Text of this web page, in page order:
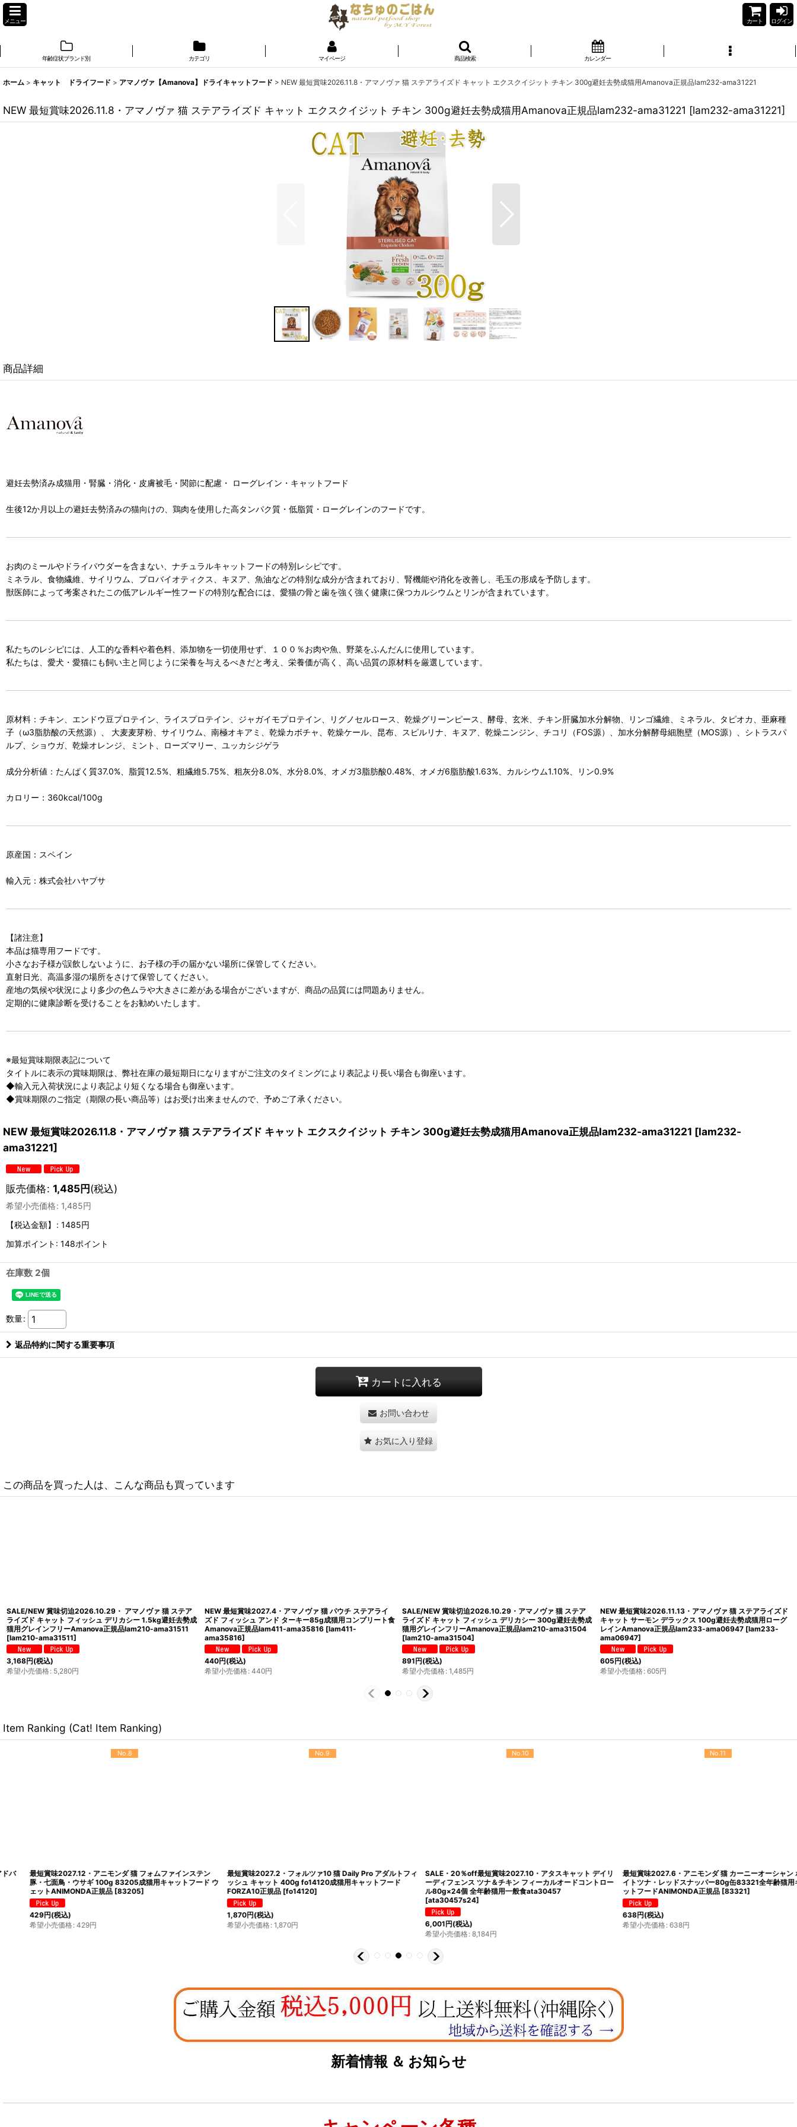
メニュー カート ログイン
年齢症状ブランド別 カテゴリ マイページ 商品検索 カレンダー
ホーム > キャット ドライフード > アマノヴァ【Amanova】ドライキャットフード > NEW 最短賞味2026.11.8・アマノヴァ 猫 ステアライズド キャット エクスクイジット チキン 300g避妊去勢成猫用Amanova正規品lam232-ama31221
NEW 最短賞味2026.11.8・アマノヴァ 猫 ステアライズド キャット エクスクイジット チキン 300g避妊去勢成猫用Amanova正規品lam232-ama31221 [lam232-ama31221]
商品詳細
避妊去勢済み成猫用・腎臓・消化・皮膚被毛・関節に配慮・ ローグレイン・キャットフード
生後12か月以上の避妊去勢済みの猫向けの、鶏肉を使用した高タンパク質・低脂質・ローグレインのフードです。
お肉のミールやドライパウダーを含まない、ナチュラルキャットフードの特別レシピです。
ミネラル、食物繊維、サイリウム、プロバイオティクス、キヌア、魚油などの特別な成分が含まれており、腎機能や消化を改善し、毛玉の形成を予防します。
獣医師によって考案されたこの低アレルギー性フードの特別な配合には、愛猫の骨と歯を強く強く健康に保つカルシウムとリンが含まれています。
私たちのレシピには、人工的な香料や着色料、添加物を一切使用せず、１００％お肉や魚、野菜をふんだんに使用しています。
私たちは、愛犬・愛猫にも飼い主と同じように栄養を与えるべきだと考え、栄養価が高く、高い品質の原材料を厳選しています。
原材料：チキン、エンドウ豆プロテイン、ライスプロテイン、ジャガイモプロテイン、リグノセルロース、乾燥グリーンピース、酵母、玄米、チキン肝臓加水分解物、リンゴ繊維、ミネラル、タピオカ、亜麻種
子（ω3脂肪酸の天然源）、 大麦麦芽粉、サイリウム、南極オキアミ、乾燥カボチャ、乾燥ケール、昆布、スピルリナ、キヌア、乾燥ニンジン、チコリ（FOS源）、加水分解酵母細胞壁（MOS源）、シトラスパ
ルプ、ショウガ、乾燥オレンジ、ミント、ローズマリー、ユッカシジゲラ
成分分析値：たんぱく質37.0%、脂質12.5%、粗繊維5.75%、粗灰分8.0%、水分8.0%、オメガ3脂肪酸0.48%、オメガ6脂肪酸1.63%、カルシウム1.10%、リン0.9%
カロリー：360kcal/100g
原産国：スペイン
輸入元：株式会社ハヤブサ
【諸注意】
本品は猫専用フードです。
小さなお子様が誤飲しないように、お子様の手の届かない場所に保管してください。
直射日光、高温多湿の場所をさけて保管してください。
産地の気候や状況により多少の色ムラや大きさに差がある場合がございますが、商品の品質には問題ありません。
定期的に健康診断を受けることをお勧めいたします。
※最短賞味期限表記について
タイトルに表示の賞味期限は、弊社在庫の最短期日になりますがご注文のタイミングにより表記より長い場合も御座います。
◆輸入元入荷状況により表記より短くなる場合も御座います。
◆賞味期限のご指定（期限の長い商品等）はお受け出来ませんので、予めご了承ください。
NEW 最短賞味2026.11.8・アマノヴァ 猫 ステアライズド キャット エクスクイジット チキン 300g避妊去勢成猫用Amanova正規品lam232-ama31221 [lam232-
ama31221]
販売価格: 1,485円(税込)
希望小売価格: 1,485円
【税込金額】
: 1485円
加算ポイント: 148ポイント
在庫数 2個
数量:
返品特約に関する重要事項
カートに入れる
お問い合わせ
お気に入り登録
この商品を買った人は、こんな商品も買っています
SALE/NEW 賞味切迫2026.10.29・ アマノヴァ 猫 ステア
ライズド キャット フィッシュ デリカシー 1.5kg避妊去勢成
猫用グレインフリーAmanova正規品lam210-ama31511
[lam210-ama31511]
3,168円(税込)
希望小売価格: 5,280円
NEW 最短賞味2027.4・アマノヴァ 猫 パウチ ステアライ
ズド フィッシュ アンド ターキー85g成猫用コンプリート食
Amanova正規品lam411-ama35816 [lam411-
ama35816]
440円(税込)
希望小売価格: 440円
SALE/NEW 賞味切迫2026.10.29・アマノヴァ 猫 ステア
ライズド キャット フィッシュ デリカシー 300g避妊去勢成
猫用グレインフリーAmanova正規品lam210-ama31504
[lam210-ama31504]
891円(税込)
希望小売価格: 1,485円
NEW 最短賞味2026.11.13・アマノヴァ 猫 ステアライズド
キャット サーモン デラックス 100g避妊去勢成猫用ローグ
レインAmanova正規品lam233-ama06947 [lam233-
ama06947]
605円(税込)
希望小売価格: 605円
Item Ranking (Cat! Item Ranking)
最短賞味2027.2・フォルツァ10 猫 Daily Pro アダルトフィ
ッシュ キャット 400g fo14120成猫用キャットフード
FORZA10正規品 [fo14120]
円(税込)
希望小売価格: 1,870円
SALE・20％off最短賞味2027.10・アタスキャット デイリ
ーディフェンス ツナ＆チキン フィーカルオードコントロー
ル80g×24個 全年齢猫用一般食ata30457
ata30457s24]
円(税込)
最短賞味2027.6・アニモンダ 猫 カーニーオーシャン ホワ
イトツナ・レッドスナッパー80g缶83321全年齢猫用キャ
ットフードANIMONDA正規品 [83321]
(税込)
希望小売価格 : 638円
最短賞味2028.10・シシア 猫 キャット（ツナ＆マンゴー）
75g缶scc354 成猫用ウェット 一般食 キャットフード ※在
庫限り終売 [scc354]
(税込)
希望小売価格: 396円
新着情報 ＆ お知らせ